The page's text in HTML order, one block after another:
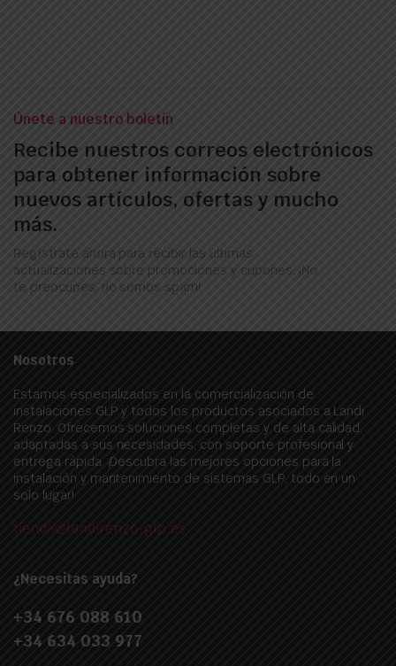
Únete a nuestro boletín
Recibe nuestros correos electrónicos
para obtener información sobre
nuevos artículos, ofertas y mucho
más.
Regístrate ahora para recibir las últimas
actualizaciones sobre promociones y cupones. ¡No
te preocupes, no somos spam!
Nosotros
Estamos especializados en la comercialización de
instalaciones GLP y todos los productos asociados a Landi
Renzo. Ofrecemos soluciones completas y de alta calidad,
adaptadas a sus necesidades, con soporte profesional y
entrega rápida. ¡Descubra las mejores opciones para la
instalación y mantenimiento de sistemas GLP, todo en un
solo lugar!
tienda@landirenzo-glp.es
¿Necesitas ayuda?
+34 676 088 610
+34 634 033 977